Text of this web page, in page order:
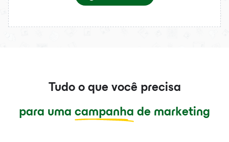
Tudo o que você precisa
para uma campanha de marketing